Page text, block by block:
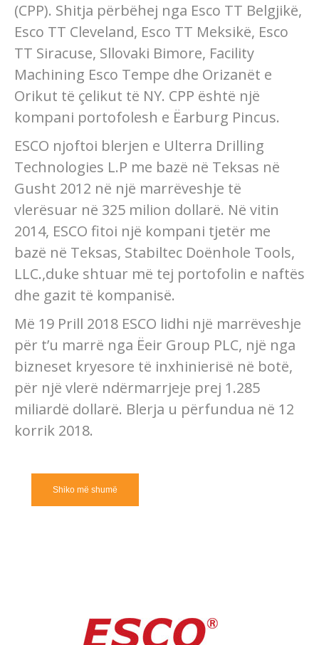
(CPP). Shitja përbëhej nga Esco TT Belgjikë,
Esco TT Cleveland, Esco TT Meksikë, Esco
TT Siracuse, Sllovaki Bimore, Facility
Machining Esco Tempe dhe Orizanët e
Orikut të çelikut të NY. CPP është një
kompani portofolesh e Ëarburg Pincus.
ESCO njoftoi blerjen e Ulterra Drilling
Technologies L.P me bazë në Teksas në
Gusht 2012 në një marrëveshje të
vlerësuar në 325 milion dollarë. Në vitin
2014, ESCO fitoi një kompani tjetër me
bazë në Teksas, Stabiltec Doënhole Tools,
LLC.,duke shtuar më tej portofolin e naftës
dhe gazit të kompanisë.
Më 19 Prill 2018 ESCO lidhi një marrëveshje
për t’u marrë nga Ëeir Group PLC, një nga
bizneset kryesore të inxhinierisë në botë,
për një vlerë ndërmarrjeje prej 1.285
miliardë dollarë. Blerja u përfundua në 12
korrik 2018.
Shiko më shumë